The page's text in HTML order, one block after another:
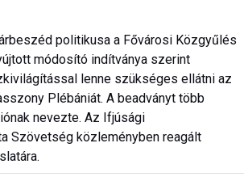
politikusa a Fővárosi Közgyűlés
módosító indítványa szerint
lenne szükséges ellátni az
Plébániát. A beadványt több
nevezte. Az Ifjúsági
Szövetség közleményben reagált